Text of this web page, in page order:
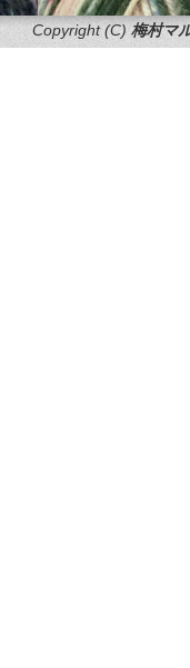
Copyright (C) 梅村マ